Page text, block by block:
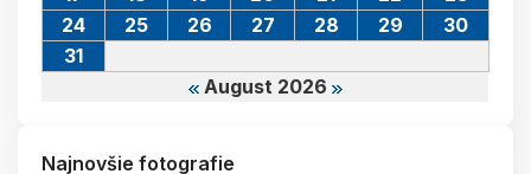
August 2026
24
25 26 27 28 29
30
31
Najnovšie fotografie